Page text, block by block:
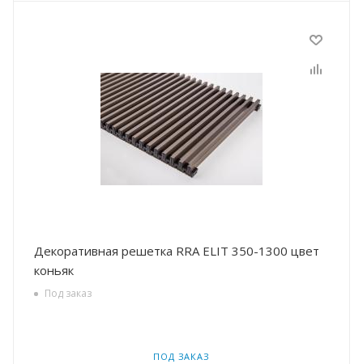
Декоративная решетка RRA ELIT 350-1300 цвет
коньяк
Под заказ
ПОД ЗАКАЗ